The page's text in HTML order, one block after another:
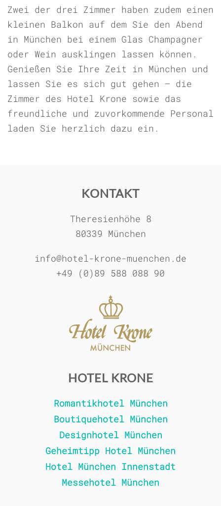
Zwei der drei Zimmer haben zudem einen
kleinen Balkon auf dem Sie den Abend
in München bei einem Glas Champagner
oder Wein ausklingen lassen können.
Genießen Sie Ihre Zeit in München und
lassen Sie es sich gut gehen – die
Zimmer des Hotel Krone sowie das
freundliche und zuvorkommende Personal
laden Sie herzlich dazu ein.
KONTAKT
Theresienhöhe 8
80339 München
info@hotel-krone-muenchen.de
+49 (0)89 588 088 90
HOTEL KRONE
Romantikhotel München
Boutiquehotel München
Designhotel München
Geheimtipp Hotel München
Hotel München Innenstadt
Messehotel München